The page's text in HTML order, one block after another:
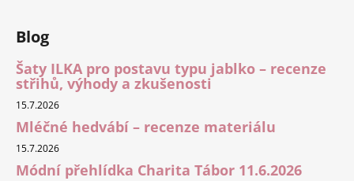
Blog
Šaty ILKA pro postavu typu jablko – recenze
střihů, výhody a zkušenosti
15.7.2026
Mléčné hedvábí – recenze materiálu
15.7.2026
Módní přehlídka Charita Tábor 11.6.2026